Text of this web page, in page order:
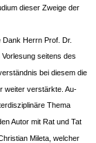
dieser Zweige der
Herrn Prof. Dr.
seitens des
bei diesem die
weiter verstärkte. Au-
Thema
Autor mit Rat und Tat
Mileta, welcher